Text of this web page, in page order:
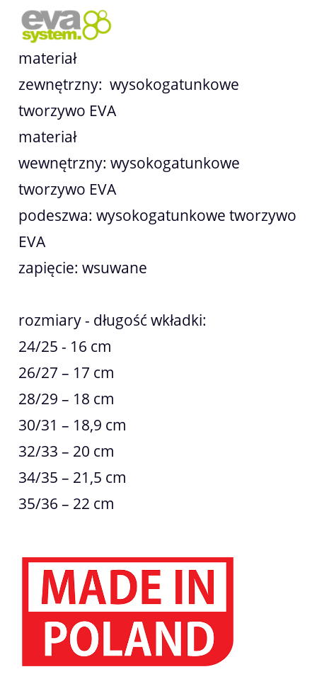
materiał
zewnętrzny: wysokogatunkowe
tworzywo EVA
materiał
wewnętrzny: wysokogatunkowe
tworzywo EVA
podeszwa: wysokogatunkowe tworzywo
EVA
zapięcie: wsuwane
rozmiary - długość wkładki:
24/25 - 16 cm
26/27 – 17 cm
28/29 – 18 cm
30/31 – 18,9 cm
32/33 – 20 cm
34/35 – 21,5 cm
35/36 – 22 cm